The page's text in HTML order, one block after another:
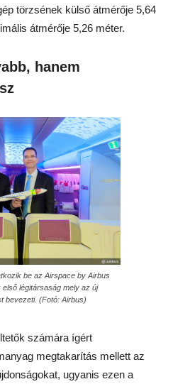
törzsének külső átmérője 5,64
átmérője 5,26 méter.
hanem
be az Airspace by Airbus
első légitársaság mely az új
bevezeti. (Fotó: Airbus)
számára ígért
megtakarítás mellett az
ugyanis ezen a